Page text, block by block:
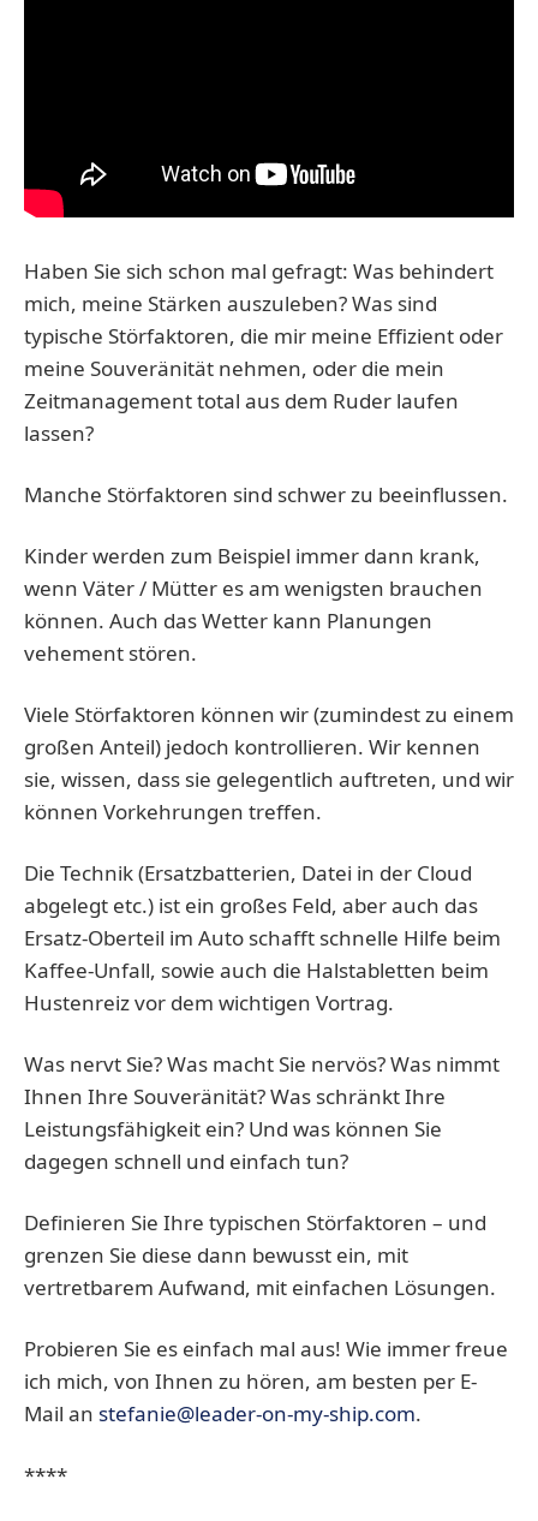
Haben Sie sich schon mal gefragt: Was behindert
mich, meine Stärken auszuleben? Was sind
typische Störfaktoren, die mir meine Effizient oder
meine Souveränität nehmen, oder die mein
Zeitmanagement total aus dem Ruder laufen
lassen?
Manche Störfaktoren sind schwer zu beeinflussen.
Kinder werden zum Beispiel immer dann krank,
wenn Väter / Mütter es am wenigsten brauchen
können. Auch das Wetter kann Planungen
vehement stören.
Viele Störfaktoren können wir (zumindest zu einem
großen Anteil) jedoch kontrollieren. Wir kennen
sie, wissen, dass sie gelegentlich auftreten, und wir
können Vorkehrungen treffen.
Die Technik (Ersatzbatterien, Datei in der Cloud
abgelegt etc.) ist ein großes Feld, aber auch das
Ersatz-Oberteil im Auto schafft schnelle Hilfe beim
Kaffee-Unfall, sowie auch die Halstabletten beim
Hustenreiz vor dem wichtigen Vortrag.
Was nervt Sie? Was macht Sie nervös? Was nimmt
Ihnen Ihre Souveränität? Was schränkt Ihre
Leistungsfähigkeit ein? Und was können Sie
dagegen schnell und einfach tun?
Definieren Sie Ihre typischen Störfaktoren – und
grenzen Sie diese dann bewusst ein, mit
vertretbarem Aufwand, mit einfachen Lösungen.
Probieren Sie es einfach mal aus! Wie immer freue
ich mich, von Ihnen zu hören, am besten per E-
Mail an stefanie@leader-on-my-ship.com.
****